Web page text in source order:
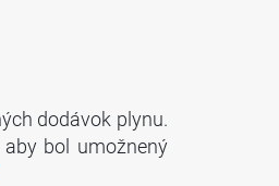
dodávok plynu.
aby bol umožnený